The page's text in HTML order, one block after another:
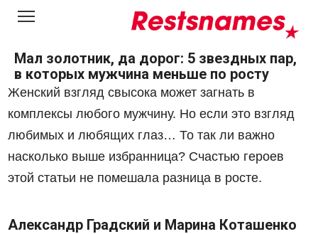
Перейти
Мал золотник, да дорог: 5 звездных пар,
в которых мужчина меньше по росту
Женский взгляд свысока может загнать в
комплексы любого мужчину. Но если это взгляд
любимых и любящих глаз… То так ли важно
насколько выше избранница? Счастью героев
этой статьи не помешала разница в росте.
Александр Градский и Марина Коташенко